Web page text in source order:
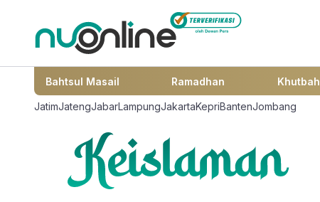
Bahtsul Masail Ramadhan Khutbah
JatimJatengJabarLampungJakartaKepriBantenJombang